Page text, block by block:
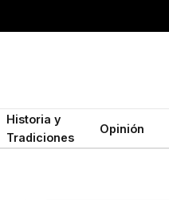
Historia y
Tradiciones
Opinión